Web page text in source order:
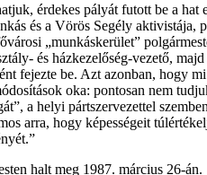
érdekes pályát futott be a hat
és a Vörös Segély aktivistája,
„munkáskerület”
és házkezelőség-vezető,
fejezte be. Azt azonban, hogy
oka: pontosan nem
a helyi pártszervezettel
arra, hogy képességeit
halt meg 1987. március 26-án.